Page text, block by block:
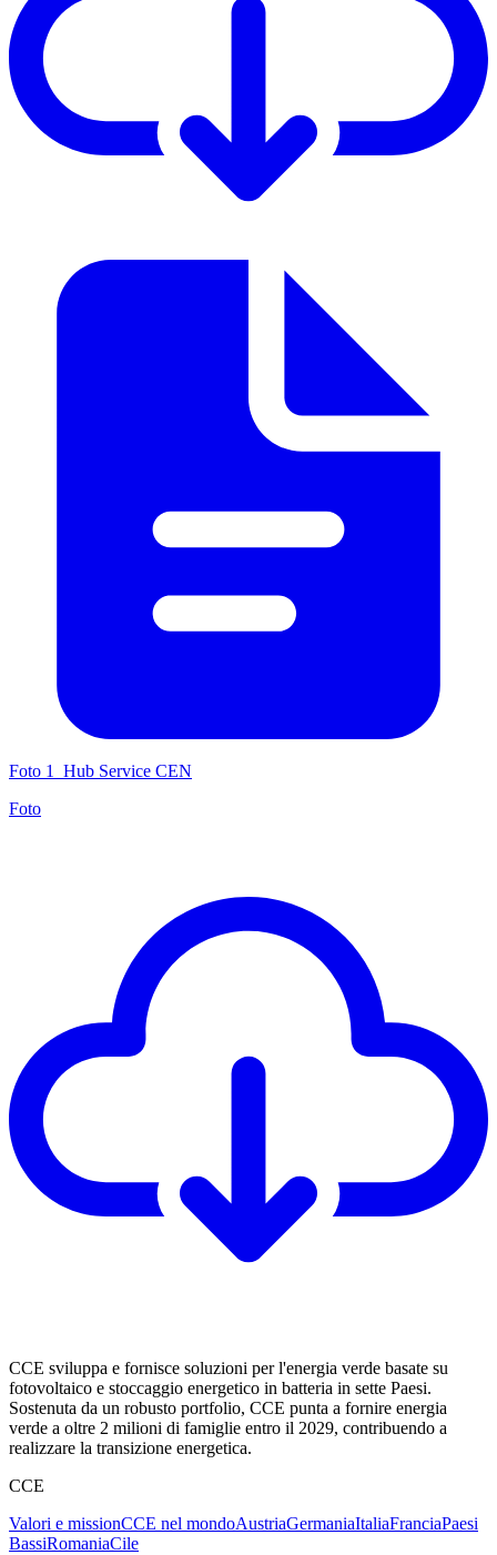
Foto 1_Hub Service CEN
Foto
CCE sviluppa e fornisce soluzioni per l'energia verde basate su
fotovoltaico e stoccaggio energetico in batteria in sette Paesi.
Sostenuta da un robusto portfolio, CCE punta a fornire energia
verde a oltre 2 milioni di famiglie entro il 2029, contribuendo a
realizzare la transizione energetica.
CCE
Valori e missionCCE nel mondoAustriaGermaniaItaliaFranciaPaesi
BassiRomaniaCile